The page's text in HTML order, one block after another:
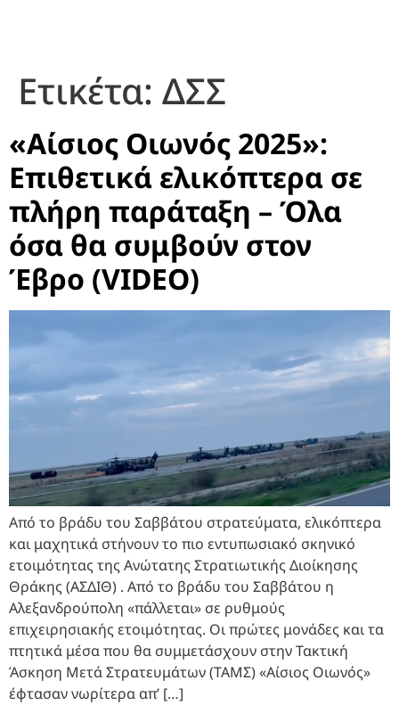
Ετικέτα: ΔΣΣ
«Αίσιος Οιωνός 2025»:
Επιθετικά ελικόπτερα σε
πλήρη παράταξη – Όλα
όσα θα συμβούν στον
Έβρο (VIDEO)
Από το βράδυ του Σαββάτου στρατεύματα, ελικόπτερα
και μαχητικά στήνουν το πιο εντυπωσιακό σκηνικό
ετοιμότητας της Ανώτατης Στρατιωτικής Διοίκησης
Θράκης (ΑΣΔΙΘ) . Από το βράδυ του Σαββάτου η
Αλεξανδρούπολη «πάλλεται» σε ρυθμούς
επιχειρησιακής ετοιμότητας. Οι πρώτες μονάδες και τα
πτητικά μέσα που θα συμμετάσχουν στην Τακτική
Άσκηση Μετά Στρατευμάτων (ΤΑΜΣ) «Αίσιος Οιωνός»
έφτασαν νωρίτερα απ’ […]